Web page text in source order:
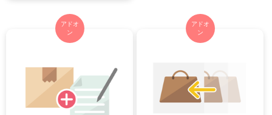
アドオ
ン
アドオ
ン